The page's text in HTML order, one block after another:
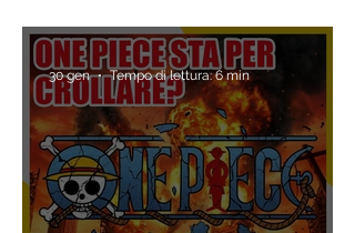
30 gen Tempo di lettura: 6 min